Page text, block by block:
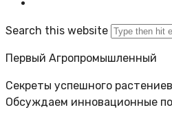
Search this website
Первый Агропромышленный
Секреты успешного
Обсуждаем инновационные